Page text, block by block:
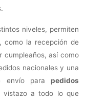
niveles, permiten
como la recepción de
cumpleaños, así como
nacionales y una
envío para pedidos
a todo lo que